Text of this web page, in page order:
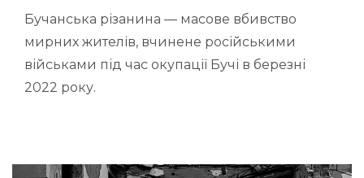
Бучанська різанина — масове вбивство
мирних жителів, вчинене російськими
військами під час окупації Бучі в березні
2022 року.